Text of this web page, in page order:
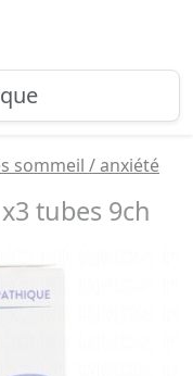
sommeil / anxiété
tubes 9ch